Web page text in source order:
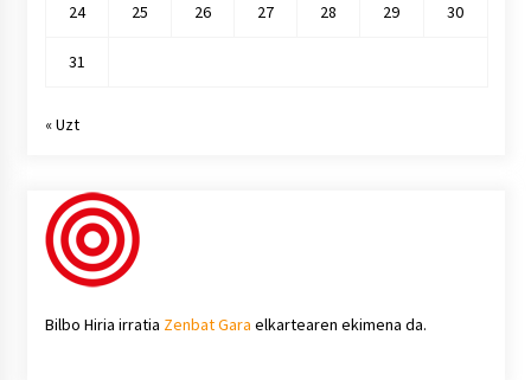
24 25 26 27 28 29 30
31
« Uzt
Bilbo Hiria irratia Zenbat Gara elkartearen ekimena da.